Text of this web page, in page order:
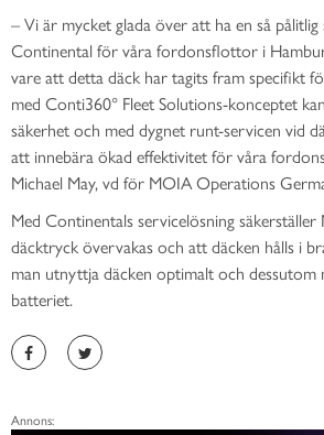
– Vi är mycket glada över att ha en så
Continental för våra fordonsflottor i
vare att detta däck har tagits fram specifikt
med Conti360° Fleet Solutions-konceptet
säkerhet och med dygnet runt-servicen vid
att innebära ökad effektivitet för våra
Michael May, vd för MOIA Operations
Med Continentals servicelösning
däcktryck övervakas och att däcken hålls i
man utnyttja däcken optimalt och dessutom
batteriet.
Annons: